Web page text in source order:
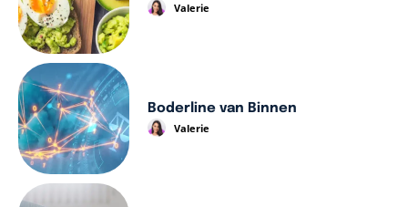
Valerie
Boderline van Binnen
Valerie